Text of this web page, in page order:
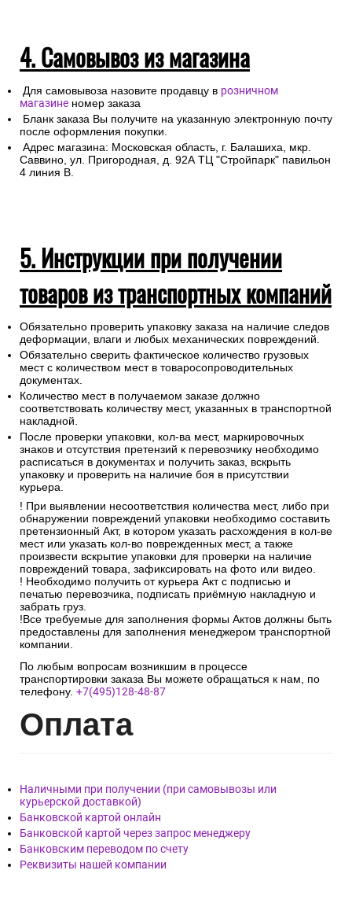
4. Самовывоз из магазина
Для самовывоза назовите продавцу в розничном
магазине номер заказа
Бланк заказа Вы получите на указанную электронную почту
после оформления покупки.
Адрес магазина: Московская область, г. Балашиха, мкр.
Саввино, ул. Пригородная, д. 92А ТЦ "Стройпарк" павильон
4 линия В.
5. Инструкции при получении
товаров из транспортных компаний
Обязательно проверить упаковку заказа на наличие следов
деформации, влаги и любых механических повреждений.
Обязательно сверить фактическое количество грузовых
мест с количеством мест в товаросопроводительных
документах.
Количество мест в получаемом заказе должно
соответствовать количеству мест, указанных в транспортной
накладной.
После проверки упаковки, кол-ва мест, маркировочных
знаков и отсутствия претензий к перевозчику необходимо
расписаться в документах и получить заказ, вскрыть
упаковку и проверить на наличие боя в присутствии
курьера.
! При выявлении несоответствия количества мест, либо при
обнаружении повреждений упаковки необходимо составить
претензионный Акт, в котором указать расхождения в кол-ве
мест или указать кол-во поврежденных мест, а также
произвести вскрытие упаковки для проверки на наличие
повреждений товара, зафиксировать на фото или видео.
! Необходимо получить от курьера Акт с подписью и
печатью перевозчика, подписать приёмную накладную и
забрать груз.
!Все требуемые для заполнения формы Актов должны быть
предоставлены для заполнения менеджером транспортной
компании.
По любым вопросам возникшим в процессе
транспортировки заказа Вы можете обращаться к нам, по
телефону. +7(495)128-48-87
Оплата
Наличными при получении (при самовывозы или
курьерской доставкой)
Банковской картой онлайн
Банковской картой через запрос менеджеру
Банковским переводом по счету
Реквизиты нашей компании